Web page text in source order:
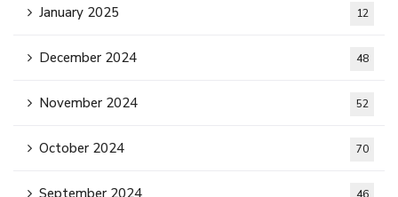
January 2025 12
December 2024 48
November 2024 52
October 2024 70
September 2024